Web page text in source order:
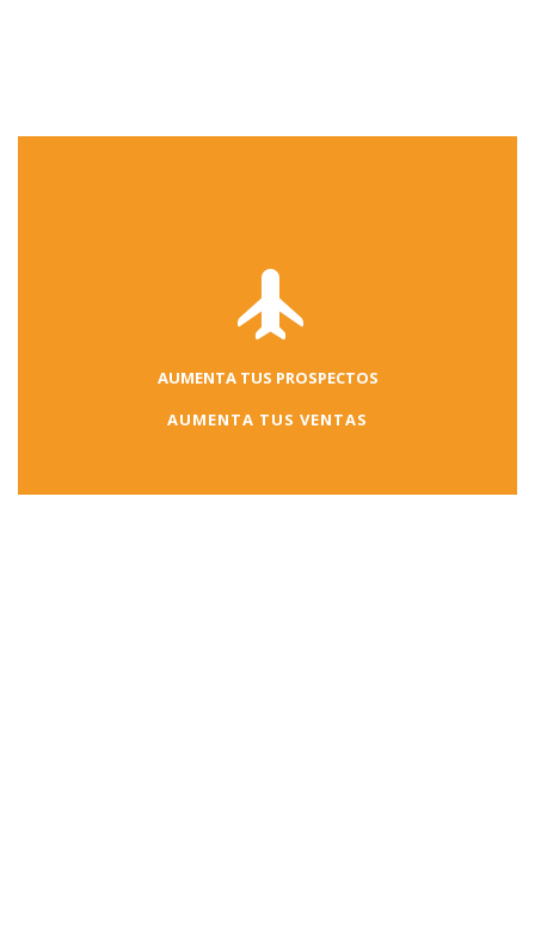
AUMENTA TUS PROSPECTOS
AUMENTA TUS VENTAS